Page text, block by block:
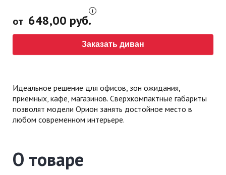
от 648,00 руб.
Заказать диван
Идеальное решение для офисов, зон ожидания,
приемных, кафе, магазинов. Сверхкомпактные габариты
позволят модели Орион занять достойное место в
любом современном интерьере.
О товаре